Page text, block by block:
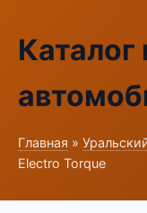
Главная »
Electro Torque